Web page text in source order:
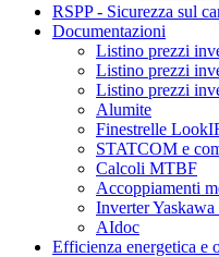
RSPP - Sicurezza sul
Documentazioni
Listino prezzi
Listino prezzi
Listino prezzi
Alumite
Finestrelle
STATCOM e
Calcoli MTBF
Accoppiamenti
Inverter
AIdoc
Efficienza energetica e